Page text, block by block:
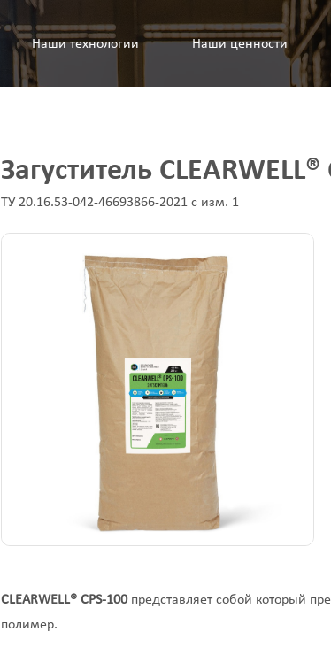
Наши технологии Наши ценности
Загуститель CLEARWELL®
ТУ 20.16.53-042-46693866-2021 с изм. 1
CLEARWELL® CPS-100 представляет собой который
полимер.